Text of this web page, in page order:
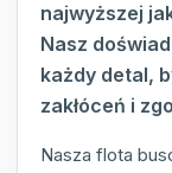
najwyższej
Nasz
każdy detal,
zakłóceń i
Nasza flota